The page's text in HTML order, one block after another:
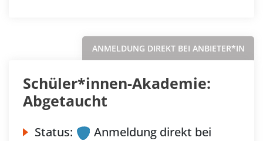
ANMELDUNG DIREKT BEI ANBIETER*IN
Schüler*innen-Akademie:
Abgetaucht
Status:
Anmeldung direkt bei